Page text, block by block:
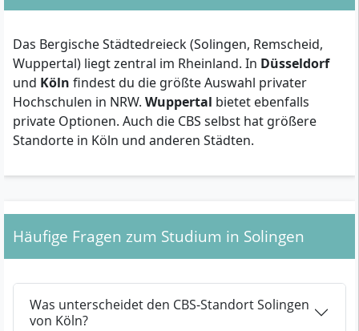
Das Bergische Städtedreieck (Solingen, Remscheid,
Wuppertal) liegt zentral im Rheinland. In Düsseldorf
und Köln findest du die größte Auswahl privater
Hochschulen in NRW. Wuppertal bietet ebenfalls
private Optionen. Auch die CBS selbst hat größere
Standorte in Köln und anderen Städten.
Häufige Fragen zum Studium in Solingen
Was unterscheidet den CBS-Standort Solingen
von Köln?